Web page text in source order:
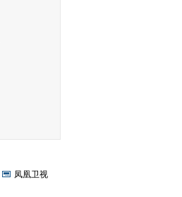
凤凰卫视